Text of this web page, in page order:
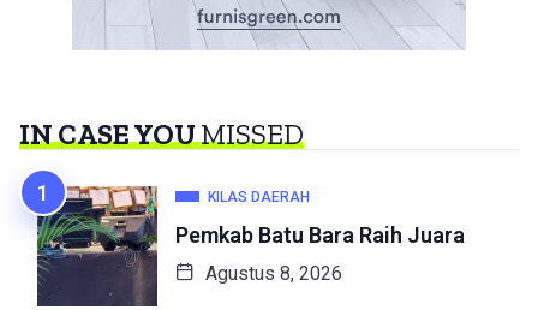
IN CASE YOUMISSED
KILAS DAERAH
Pemkab Batu Bara Raih Juara
Agustus 8, 2026